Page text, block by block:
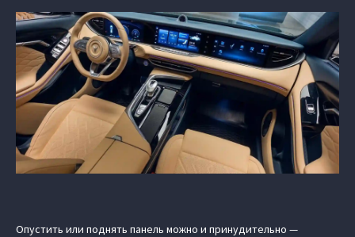
Опустить или поднять панель можно и принудительно —